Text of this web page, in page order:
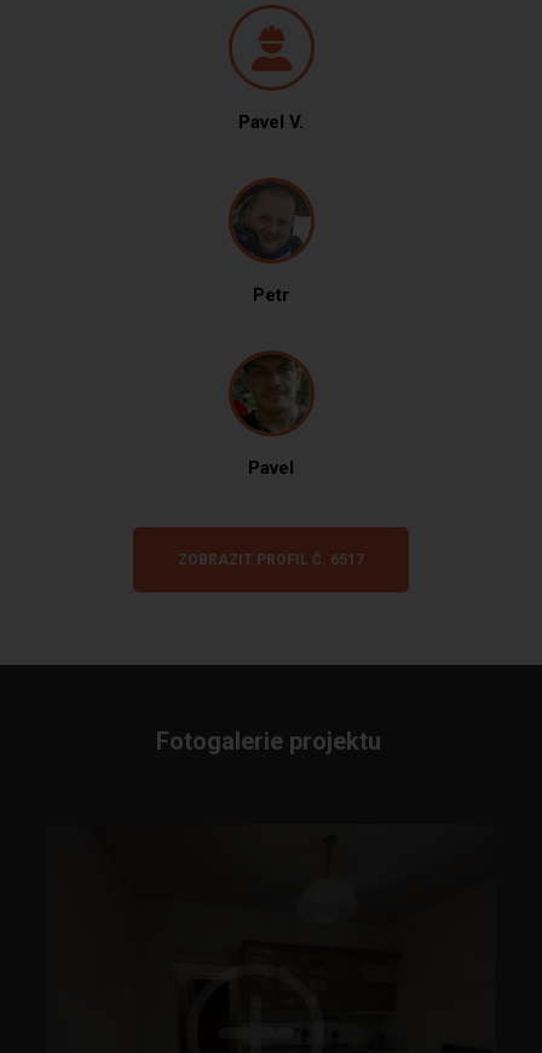
Pavel V.
Petr
Pavel
ZOBRAZIT PROFIL Č. 6517
Fotogalerie projektu